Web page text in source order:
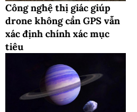
Công nghệ thị giác giúp
drone không cần GPS vẫn
xác định chính xác mục
tiêu